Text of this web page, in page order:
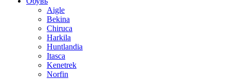
Aigle
Bekina
Chiruсa
Harkila
Huntlandia
Itasca
Kenetrek
Norfin